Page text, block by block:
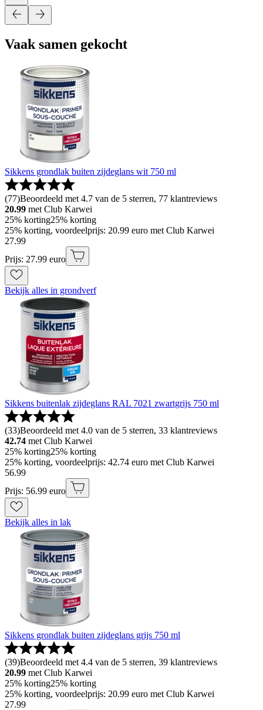
Vaak samen gekocht
Sikkens grondlak buiten zijdeglans wit 750 ml
(77)Beoordeeld met 4.7 van de 5 sterren, 77 klantreviews
20.99 met Club Karwei
25% korting25% korting
25% korting, voordeelprijs: 20.99 euro met Club Karwei
27.99
Prijs: 27.99 euro
Bekijk alles in grondverf
Sikkens buitenlak zijdeglans RAL 7021 zwartgrijs 750 ml
(33)Beoordeeld met 4.0 van de 5 sterren, 33 klantreviews
42.74 met Club Karwei
25% korting25% korting
25% korting, voordeelprijs: 42.74 euro met Club Karwei
56.99
Prijs: 56.99 euro
Bekijk alles in lak
Sikkens grondlak buiten zijdeglans grijs 750 ml
(39)Beoordeeld met 4.4 van de 5 sterren, 39 klantreviews
20.99 met Club Karwei
25% korting25% korting
25% korting, voordeelprijs: 20.99 euro met Club Karwei
27.99